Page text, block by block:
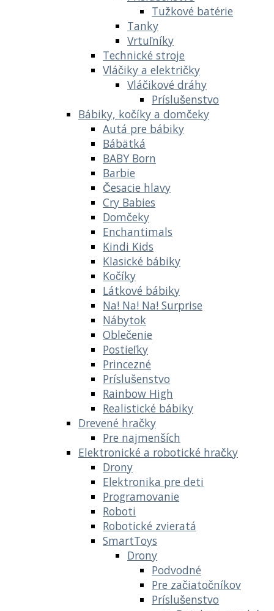
Tužkové batérie
Tanky
Vrtuľníky
Technické stroje
Vláčiky a električky
Vláčikové dráhy
Príslušenstvo
Bábiky, kočíky a domčeky
Autá pre bábiky
Bábätká
BABY Born
Barbie
Česacie hlavy
Cry Babies
Domčeky
Enchantimals
Kindi Kids
Klasické bábiky
Kočíky
Látkové bábiky
Na! Na! Na! Surprise
Nábytok
Oblečenie
Postieľky
Princezné
Príslušenstvo
Rainbow High
Realistické bábiky
Drevené hračky
Pre najmenších
Elektronické a robotické hračky
Drony
Elektronika pre deti
Programovanie
Roboti
Robotické zvieratá
SmartToys
Drony
Podvodné
Pre začiatočníkov
Príslušenstvo